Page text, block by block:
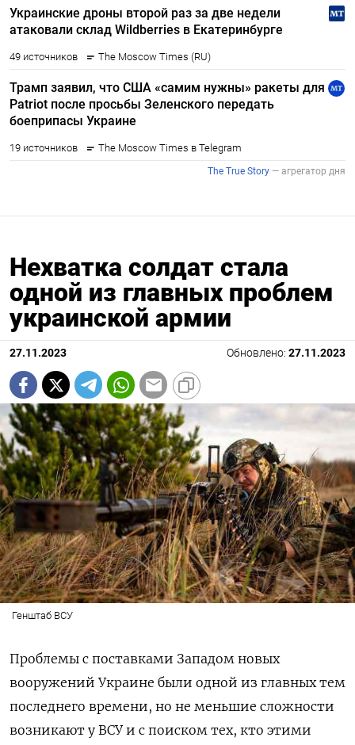
Нехватка солдат стала
одной из главных проблем
украинской армии
27.11.2023 Обновлено: 27.11.2023
Генштаб ВСУ
Проблемы с поставками Западом новых
вооружений Украине были одной из главных тем
последнего времени, но не меньшие сложности
возникают у ВСУ и с поиском тех, кто этими